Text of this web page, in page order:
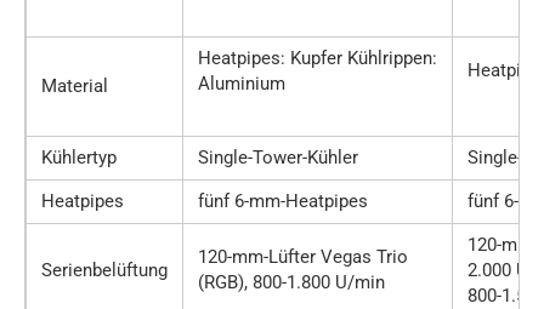
Material
Heatpipes: Kupfer Kühlrippen:
Aluminium
Kühlertyp Single-Tower-Kühler
Single-
Heatpipes
fünf 6-mm-Heatpipes fünf 6-
Serienbelüftung
120-mm-Lüfter Vegas Trio
(RGB), 800-1.800 U/min
120-mm-
2.000 U/
800-